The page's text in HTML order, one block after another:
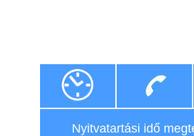
Nyitvatartási idő